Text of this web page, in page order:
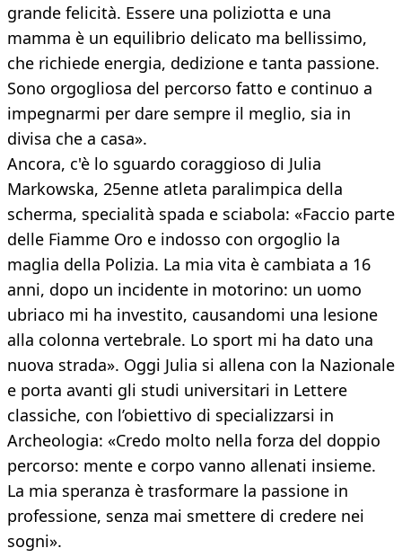
grande felicità. Essere una poliziotta e una
mamma è un equilibrio delicato ma bellissimo,
che richiede energia, dedizione e tanta passione.
Sono orgogliosa del percorso fatto e continuo a
impegnarmi per dare sempre il meglio, sia in
divisa che a casa».
Ancora, c'è lo sguardo coraggioso di Julia
Markowska, 25enne atleta paralimpica della
scherma, specialità spada e sciabola: «Faccio parte
delle Fiamme Oro e indosso con orgoglio la
maglia della Polizia. La mia vita è cambiata a 16
anni, dopo un incidente in motorino: un uomo
ubriaco mi ha investito, causandomi una lesione
alla colonna vertebrale. Lo sport mi ha dato una
nuova strada». Oggi Julia si allena con la Nazionale
e porta avanti gli studi universitari in Lettere
classiche, con l’obiettivo di specializzarsi in
Archeologia: «Credo molto nella forza del doppio
percorso: mente e corpo vanno allenati insieme.
La mia speranza è trasformare la passione in
professione, senza mai smettere di credere nei
sogni».